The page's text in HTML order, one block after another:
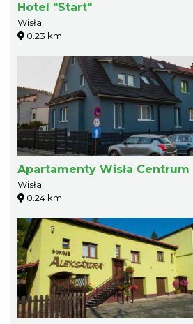
Hotel "Start"
Wisła
0.23 km
Apartamenty Wisła Centrum
Wisła
0.24 km